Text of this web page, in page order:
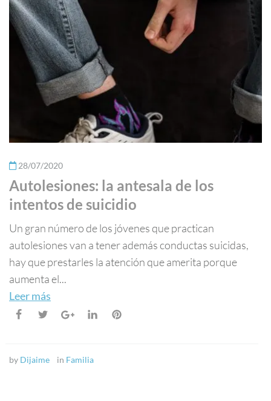
28/07/2020
Autolesiones: la antesala de los
intentos de suicidio
Un gran número de los jóvenes que practican
autolesiones van a tener además conductas suicidas,
hay que prestarles la atención que amerita porque
aumenta el...
Leer más
by Dijaime in Familia